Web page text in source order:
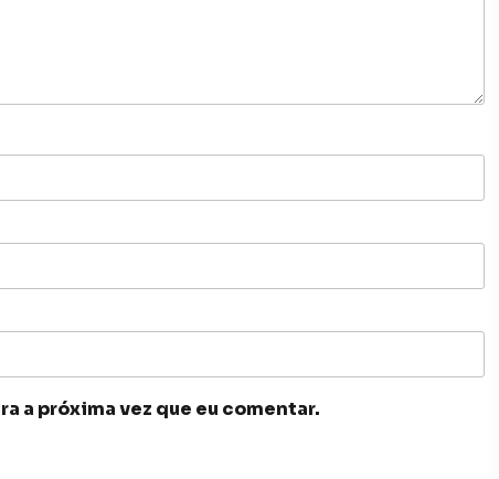
a próxima vez que eu comentar.